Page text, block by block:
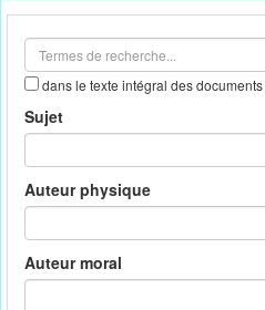
dans le texte intégral des documents
Sujet
Auteur physique
Auteur moral